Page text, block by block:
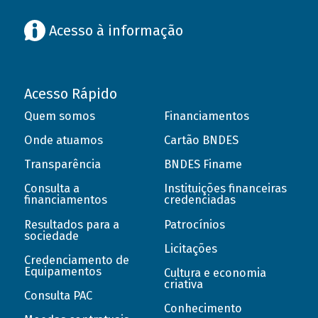
Acesso à informação
Acesso Rápido
Quem somos
Onde atuamos
Transparência
Consulta a
financiamentos
Resultados para a
sociedade
Credenciamento de
Equipamentos
Consulta PAC
Financiamentos
Cartão BNDES
BNDES Finame
Instituições financeiras
credenciadas
Patrocínios
Licitações
Cultura e economia
criativa
Conhecimento